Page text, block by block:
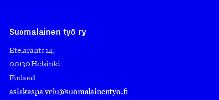
Suomalainen työ ry
Eteläranta 14,
00130 Helsinki
Finland
asiakaspalvelu@suomalainentyo.fi